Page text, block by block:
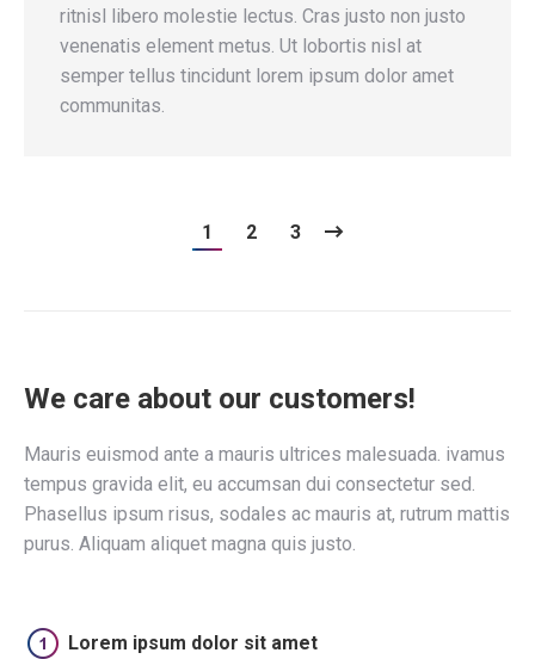
ritnisl libero molestie lectus. Cras justo non justo
venenatis element metus. Ut lobortis nisl at
semper tellus tincidunt lorem ipsum dolor amet
communitas.
1 2 3
We care about our customers!
Mauris euismod ante a mauris ultrices malesuada. ivamus
tempus gravida elit, eu accumsan dui consectetur sed.
Phasellus ipsum risus, sodales ac mauris at, rutrum mattis
purus. Aliquam aliquet magna quis justo.
Lorem ipsum dolor sit amet